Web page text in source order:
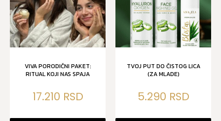
VIVA PORODIČNI PAKET:
RITUAL KOJI NAS SPAJA
17.210
TVOJ PUT DO ČISTOG LICA
(ZA MLADE)
5.290